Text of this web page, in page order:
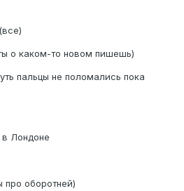
о каком-то новом пишешь)
пальцы не поломались пока
Лондоне
оборотней)